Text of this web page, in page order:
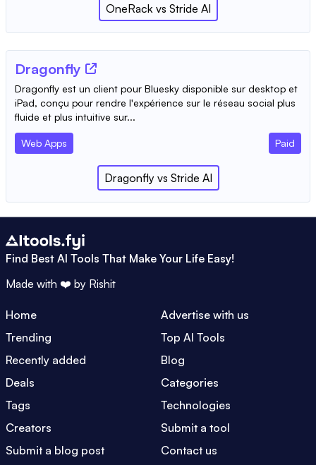
OneRack vs Stride AI
Dragonfly
Dragonfly est un client pour Bluesky disponible sur desktop et
iPad, conçu pour rendre l'expérience sur le réseau social plus
fluide et plus intuitive sur...
Web Apps Paid
Dragonfly vs Stride AI
Find Best AI Tools That Make Your Life Easy!
Made with ❤️ by Rishit
Home
Advertise with us
Trending
Top AI Tools
Recently added
Blog
Deals
Categories
Tags
Technologies
Creators
Submit a tool
Submit a blog post
Contact us